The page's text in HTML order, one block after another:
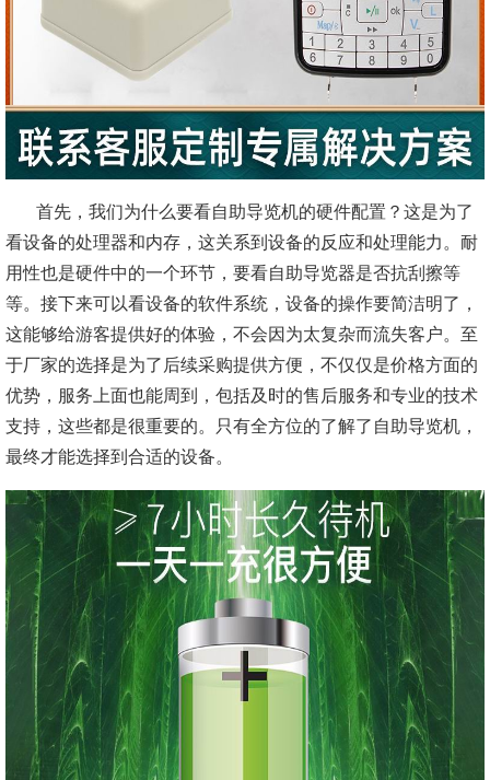
首先，我们为什么要看自助导览机的硬件配置？这是为了
看设备的处理器和内存，这关系到设备的反应和处理能力。耐
用性也是硬件中的一个环节，要看自助导览器是否抗刮擦等
等。接下来可以看设备的软件系统，设备的操作要简洁明了，
这能够给游客提供好的体验，不会因为太复杂而流失客户。至
于厂家的选择是为了后续采购提供方便，不仅仅是价格方面的
优势，服务上面也能周到，包括及时的售后服务和专业的技术
支持，这些都是很重要的。只有全方位的了解了自助导览机，
最终才能选择到合适的设备。